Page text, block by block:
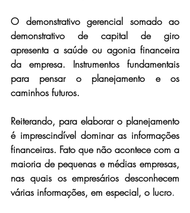
O demonstrativo gerencial somado ao
demonstrativo de capital de giro
apresenta a saúde ou agonia financeira
da empresa. Instrumentos fundamentais
para pensar o planejamento e os
caminhos futuros.
Reiterando, para elaborar o planejamento
é imprescindível dominar as informações
financeiras. Fato que não acontece com a
maioria de pequenas e médias empresas,
nas quais os empresários desconhecem
várias informações, em especial, o lucro.